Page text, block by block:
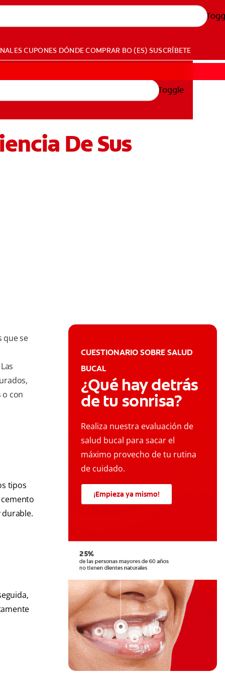
CUPONES DÓNDE COMPRAR BO (ES) SUSCRÍBETE
Toggle
De Sus
que se
o con
tipos
durable.
CUESTIONARIO SOBRE SALUD
BUCAL
¿Qué hay detrás
de tu sonrisa?
Realiza nuestra evaluación de
salud bucal para sacar el
máximo provecho de tu rutina
de cuidado.
¡Empieza ya mismo!